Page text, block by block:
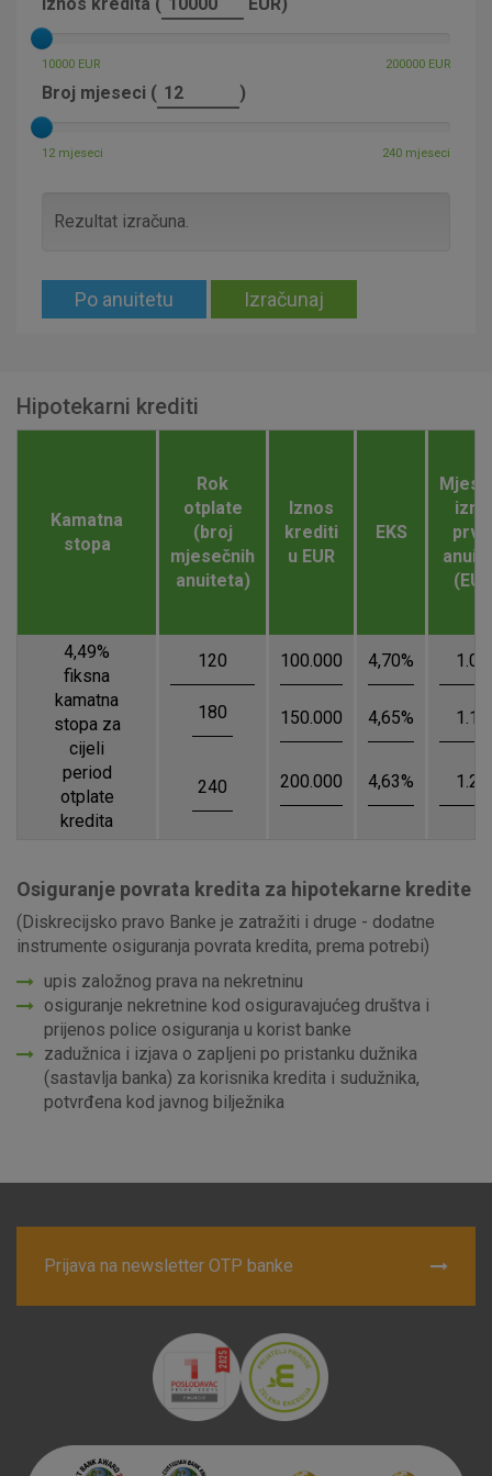
10000 EUR 200000 EUR
Broj mjeseci ( )
12 mjeseci 240 mjeseci
Rezultat izračuna.
Po anuitetu Izračunaj
Hipotekarni krediti
Kamatna
stopa
Rok
otplate
(broj
mjesečnih
anuiteta)
Iznos
krediti
u EUR
EKS
4,49%
fiksna
kamatna
stopa za
cijeli
period
otplate
kredita
120 100.000 4,70%
180 150.000 4,65%
240 200.000 4,63%
Osiguranje povrata kredita za hipotekarne kredite
(Diskrecijsko pravo Banke je zatražiti i druge - dodatne
instrumente osiguranja povrata kredita, prema potrebi)
upis založnog prava na nekretninu
osiguranje nekretnine kod osiguravajućeg društva i
prijenos police osiguranja u korist banke
zadužnica i izjava o zapljeni po pristanku dužnika
(sastavlja banka) za korisnika kredita i sudužnika,
potvrđena kod javnog bilježnika
Prijava na newsletter OTP banke
Detaljnije informacije o kolačićima